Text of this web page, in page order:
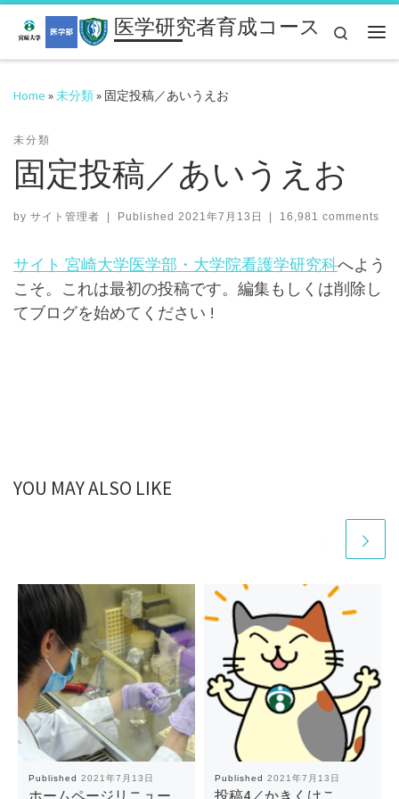
Skip to content 医学研究者育成コース
Search
Home »未分類» 固定投稿／あいうえお
未分類
固定投稿／あいうえお
by サイト管理者 | Published 2021年7月13日 | 16,981 comments
サイト 宮崎大学医学部・大学院看護学研究科へよう
こそ。これは最初の投稿です。編集もしくは削除し
てブログを始めてください !
YOU MAY ALSO LIKE
Published 2021年7月13日 Published 2021年7月13日